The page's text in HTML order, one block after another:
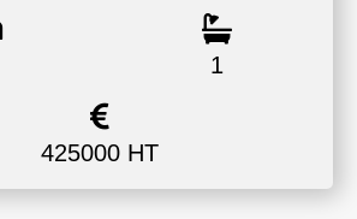
1
425000 HT